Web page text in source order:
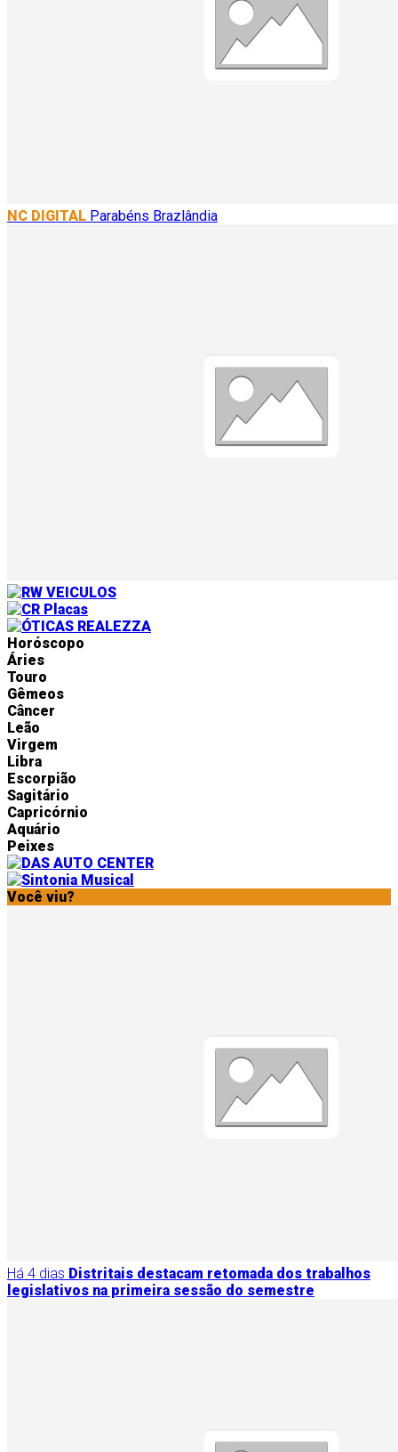
NC DIGITAL Parabéns Brazlândia
Horóscopo
Áries
Touro
Gêmeos
Câncer
Leão
Virgem
Libra
Escorpião
Sagitário
Capricórnio
Aquário
Peixes
Você viu?
Há 4 dias Distritais destacam retomada dos trabalhos
legislativos na primeira sessão do semestre